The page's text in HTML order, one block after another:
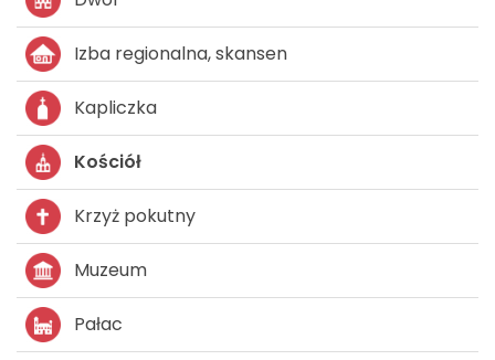
Izba regionalna, skansen
Kapliczka
Kościół
Krzyż pokutny
Muzeum
Pałac